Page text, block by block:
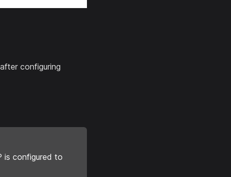
configuring
is configured to